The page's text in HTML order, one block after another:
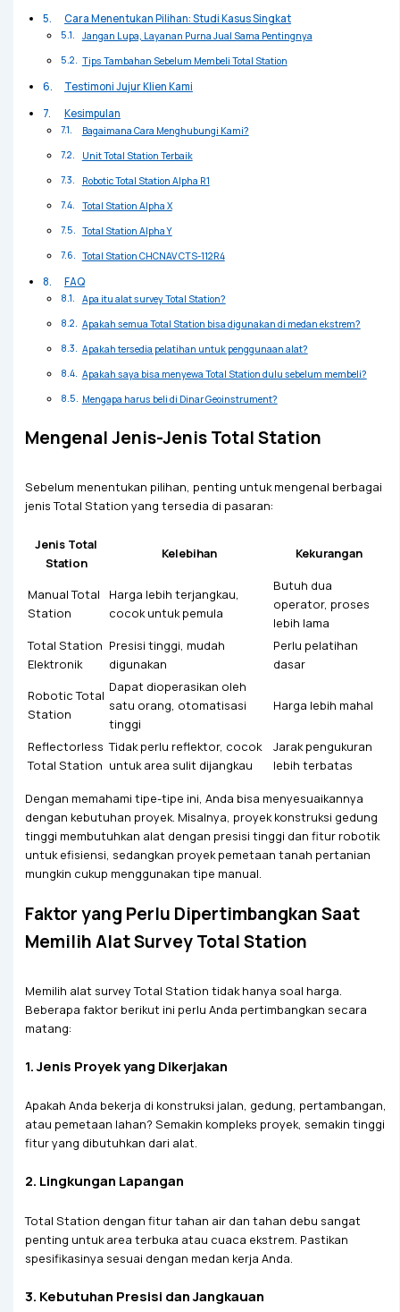
Cara Menentukan Pilihan: Studi Kasus Singkat
Jangan Lupa, Layanan Purna Jual Sama Pentingnya
Tips Tambahan Sebelum Membeli Total Station
Testimoni Jujur Klien Kami
Kesimpulan
Bagaimana Cara Menghubungi Kami?
Unit Total Station Terbaik
Robotic Total Station Alpha R1
Total Station Alpha X
Total Station Alpha Y
Total Station CHCNAV CTS-112R4
FAQ
Apa itu alat survey Total Station?
Apakah semua Total Station bisa digunakan di medan ekstrem?
Apakah tersedia pelatihan untuk penggunaan alat?
Apakah saya bisa menyewa Total Station dulu sebelum membeli?
Mengapa harus beli di Dinar Geoinstrument?
Mengenal Jenis-Jenis Total Station
Sebelum menentukan pilihan, penting untuk mengenal berbagai
jenis Total Station yang tersedia di pasaran:
Jenis Total
Station
Kelebihan Kekurangan
Manual Total
Station
Harga lebih terjangkau,
cocok untuk pemula
Butuh dua
operator, proses
lebih lama
Total Station
Elektronik
Presisi tinggi, mudah
digunakan
Perlu pelatihan
dasar
Robotic Total
Station
Dapat dioperasikan oleh
satu orang, otomatisasi
tinggi
Harga lebih mahal
Reflectorless
Total Station
Tidak perlu reflektor, cocok
untuk area sulit dijangkau
Jarak pengukuran
lebih terbatas
Dengan memahami tipe-tipe ini, Anda bisa menyesuaikannya
dengan kebutuhan proyek. Misalnya, proyek konstruksi gedung
tinggi membutuhkan alat dengan presisi tinggi dan fitur robotik
untuk efisiensi, sedangkan proyek pemetaan tanah pertanian
mungkin cukup menggunakan tipe manual.
Faktor yang Perlu Dipertimbangkan Saat
Memilih Alat Survey Total Station
Memilih alat survey Total Station tidak hanya soal harga.
Beberapa faktor berikut ini perlu Anda pertimbangkan secara
matang:
1.Jenis Proyek yang Dikerjakan
Apakah Anda bekerja di konstruksi jalan, gedung, pertambangan,
atau pemetaan lahan? Semakin kompleks proyek, semakin tinggi
fitur yang dibutuhkan dari alat.
2. Lingkungan Lapangan
Total Station dengan fitur tahan air dan tahan debu sangat
penting untuk area terbuka atau cuaca ekstrem. Pastikan
spesifikasinya sesuai dengan medan kerja Anda.
3. Kebutuhan Presisi dan Jangkauan